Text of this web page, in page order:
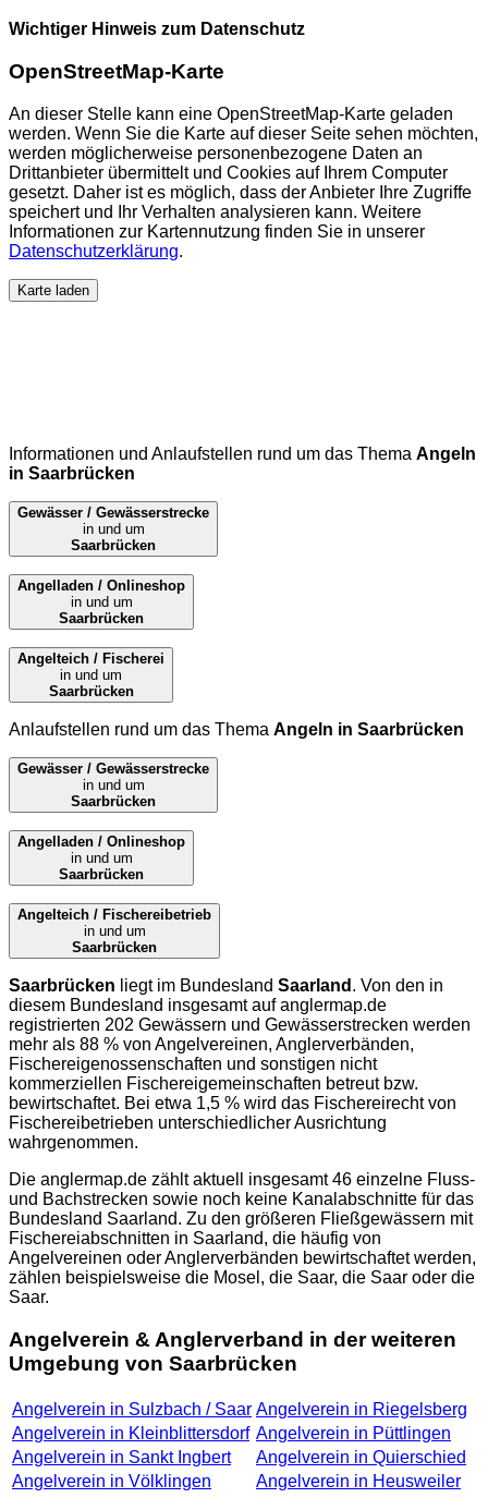
Wichtiger Hinweis zum Datenschutz
OpenStreetMap-Karte
An dieser Stelle kann eine OpenStreetMap-Karte geladen
werden. Wenn Sie die Karte auf dieser Seite sehen möchten,
werden möglicherweise personenbezogene Daten an
Drittanbieter übermittelt und Cookies auf Ihrem Computer
gesetzt. Daher ist es möglich, dass der Anbieter Ihre Zugriffe
speichert und Ihr Verhalten analysieren kann. Weitere
Informationen zur Kartennutzung finden Sie in unserer
Datenschutzerklärung.
Karte laden
Informationen und Anlaufstellen rund um das Thema Angeln
in Saarbrücken
Gewässer / Gewässerstrecke
in und um
Saarbrücken
Angelladen / Onlineshop
in und um
Saarbrücken
Angelteich / Fischerei
in und um
Saarbrücken
Anlaufstellen rund um das Thema Angeln in Saarbrücken
Gewässer / Gewässerstrecke
in und um
Saarbrücken
Angelladen / Onlineshop
in und um
Saarbrücken
Angelteich / Fischereibetrieb
in und um
Saarbrücken
Saarbrücken liegt im Bundesland Saarland . Von den in
diesem Bundesland insgesamt aufanglermap.de
registrierten 202 Gewässern und Gewässerstrecken werden
mehr als 88 % von Angelvereinen, Anglerverbänden,
Fischereigenossenschaften und sonstigen nicht
kommerziellen Fischereigemeinschaften betreut bzw.
bewirtschaftet. Bei etwa 1,5 % wird das Fischereirecht von
Fischereibetrieben unterschiedlicher Ausrichtung
wahrgenommen.
Die anglermap.de zählt aktuell insgesamt 46 einzelne Fluss-
und Bachstrecken sowie noch keine Kanalabschnitte für das
Bundesland Saarland. Zu den größeren Fließgewässern mit
Fischereiabschnitten in Saarland, die häufig von
Angelvereinen oder Anglerverbänden bewirtschaftet werden,
zählen beispielsweise die Mosel, die Saar, die Saar oder die
Saar.
Angelverein & Anglerverband in der weiteren
Umgebung von Saarbrücken
Angelverein in Sulzbach / Saar Angelverein in Riegelsberg
Angelverein in Kleinblittersdorf Angelverein in Püttlingen
Angelverein in Sankt Ingbert
Angelverein in Quierschied
Angelverein in Völklingen
Angelverein in Heusweiler